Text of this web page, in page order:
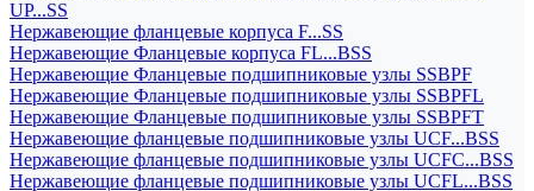
UP...SS
Нержавеющие фланцевые корпуса F...SS
Нержавеющие Фланцевые корпуса FL...BSS
Нержавеющие Фланцевые подшипниковые узлы SSBPF
Нержавеющие Фланцевые подшипниковые узлы SSBPFL
Нержавеющие Фланцевые подшипниковые узлы SSBPFT
Нержавеющие фланцевые подшипниковые узлы UCF...BSS
Нержавеющие фланцевые подшипниковые узлы UCFC...BSS
Нержавеющие фланцевые подшипниковые узлы UCFL...BSS